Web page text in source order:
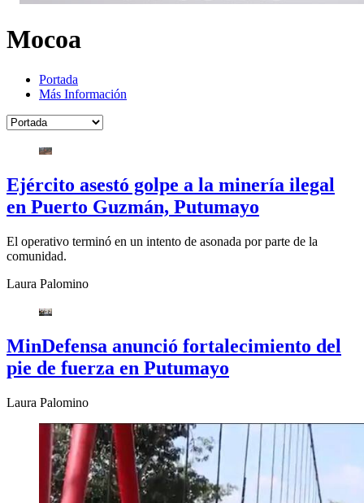
Mocoa
Portada
Más Información
Ejército asestó golpe a la minería ilegal
en Puerto Guzmán, Putumayo
El operativo terminó en un intento de asonada por parte de la
comunidad.
Laura Palomino
MinDefensa anunció fortalecimiento del
pie de fuerza en Putumayo
Laura Palomino